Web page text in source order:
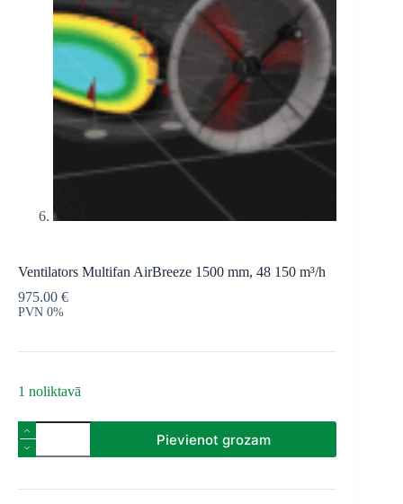
Ventilators Multifan AirBreeze 1500 mm, 48 150 m³/h
975.00 €
PVN 0%
1 noliktavā
Ventilators
Multifan
AirBreeze
mm,
Pievienot grozam